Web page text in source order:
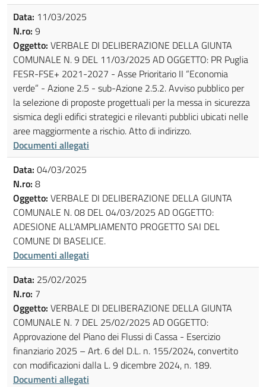
Data: 11/03/2025
N.ro: 9
Oggetto: VERBALE DI DELIBERAZIONE DELLA GIUNTA
COMUNALE N. 9 DEL 11/03/2025 AD OGGETTO: PR Puglia
FESR-FSE+ 2021-2027 - Asse Prioritario II “Economia
verde” - Azione 2.5 - sub-Azione 2.5.2. Avviso pubblico per
la selezione di proposte progettuali per la messa in sicurezza
sismica degli edifici strategici e rilevanti pubblici ubicati nelle
aree maggiormente a rischio. Atto di indirizzo.
Documenti allegati
Data: 04/03/2025
N.ro: 8
Oggetto: VERBALE DI DELIBERAZIONE DELLA GIUNTA
COMUNALE N. 08 DEL 04/03/2025 AD OGGETTO:
ADESIONE ALL'AMPLIAMENTO PROGETTO SAI DEL
COMUNE DI BASELICE.
Documenti allegati
Data: 25/02/2025
N.ro: 7
Oggetto: VERBALE DI DELIBERAZIONE DELLA GIUNTA
COMUNALE N. 7 DEL 25/02/2025 AD OGGETTO:
Approvazione del Piano dei Flussi di Cassa - Esercizio
finanziario 2025 – Art. 6 del D.L. n. 155/2024, convertito
con modificazioni dalla L. 9 dicembre 2024, n. 189.
Documenti allegati